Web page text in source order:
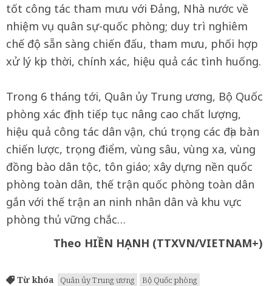
tốt công tác tham mưu với Đảng, Nhà nước về
nhiệm vụ quân sự-quốc phòng; duy trì nghiêm
chế độ sẵn sàng chiến đấu, tham mưu, phối hợp
xử lý kịp thời, chính xác, hiệu quả các tình huống.
Trong 6 tháng tới, Quân ủy Trung ương, Bộ Quốc
phòng xác định tiếp tục nâng cao chất lượng,
hiệu quả công tác dân vận, chú trọng các địa bàn
chiến lược, trọng điểm, vùng sâu, vùng xa, vùng
đồng bào dân tộc, tôn giáo; xây dựng nền quốc
phòng toàn dân, thế trận quốc phòng toàn dân
gắn với thế trận an ninh nhân dân và khu vực
phòng thủ vững chắc…
Theo HIỀN HẠNH (TTXVN/VIETNAM+)
Từ khóa Quân ủy Trung ương
Bộ Quốc phòng